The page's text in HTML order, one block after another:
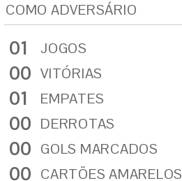
COMO ADVERSÁRIO
01 JOGOS
00 VITÓRIAS
01 EMPATES
00 DERROTAS
00 GOLS MARCADOS
00 CARTÕES AMARELOS